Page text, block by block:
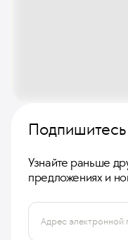
Узнайте раньше
предложениях и
Адрес электронной